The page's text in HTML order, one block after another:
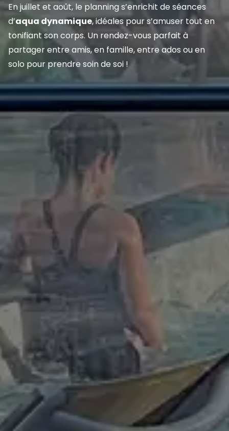
En juillet et août, le planning s’enrichit de séances
d’aqua dynamique, idéales pour s’amuser tout en
tonifiant son corps. Un rendez-vous parfait à
partager entre amis, en famille, entre ados ou en
solo pour prendre soin de soi !